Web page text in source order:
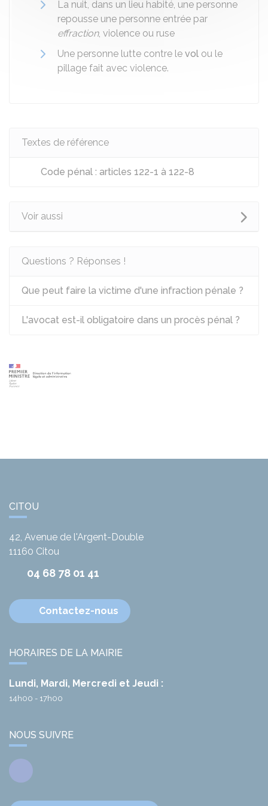
La nuit, dans un lieu habité, une personne
repousse une personne entrée par
effraction, violence ou ruse
Une personne lutte contre le vol ou le
pillage fait avec violence.
Textes de référence
Code pénal : articles 122-1 à 122-8
Voir aussi
Questions ? Réponses !
Que peut faire la victime d'une infraction pénale ?
L'avocat est-il obligatoire dans un procès pénal ?
CITOU
42, Avenue de l'Argent-Double
11160 Citou
04 68 78 01 41
Contactez-nous
HORAIRES DE LA MAIRIE
Lundi, Mardi, Mercredi et Jeudi :
14h00 - 17h00
NOUS SUIVRE
Facebook